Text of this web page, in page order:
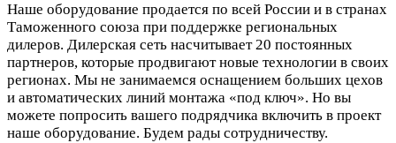
Наше оборудование продается по всей России и в странах
Таможенного союза при поддержке региональных
дилеров. Дилерская сеть насчитывает 20 постоянных
партнеров, которые продвигают новые технологии в своих
регионах. Мы не занимаемся оснащением больших цехов
и автоматических линий монтажа «под ключ». Но вы
можете попросить вашего подрядчика включить в проект
наше оборудование. Будем рады сотрудничеству.